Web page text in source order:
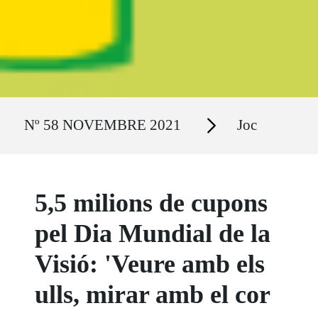
Nº 58 NOVEMBRE 2021 Secciones Joc
5,5 milions de cupons
pel Dia Mundial de la
Visió: 'Veure amb els
ulls, mirar amb el cor